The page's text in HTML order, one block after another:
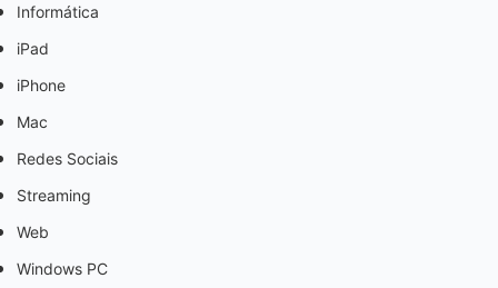
Informática
iPad
iPhone
Mac
Redes Sociais
Streaming
Web
Windows PC